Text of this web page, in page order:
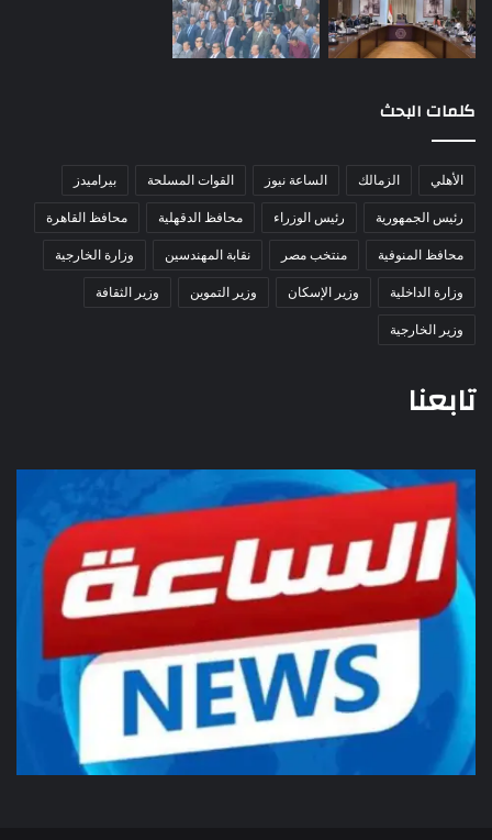
كلمات البحث
الأهلي الزمالك الساعة نيوز القوات المسلحة
بيراميدز
رئيس الجمهورية
رئيس الوزراء محافظ الدقهلية
محافظ القاهرة
محافظ المنوفية
منتخب مصر نقابة المهندسين
وزارة الخارجية
وزارة الداخلية
وزير الإسكان وزير التموين
وزير الثقافة
وزير الخارجية
تابعنا